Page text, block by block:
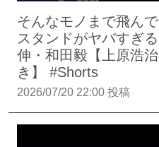
そんなモノまで飛ん
スタンドがヤバすぎ
伸・和田毅【上原浩
き】 #Shorts
2026/07/20 22:00 投稿